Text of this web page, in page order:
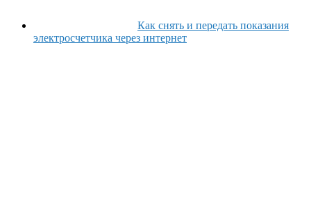
Как снять и передать показания
электросчетчика через интернет